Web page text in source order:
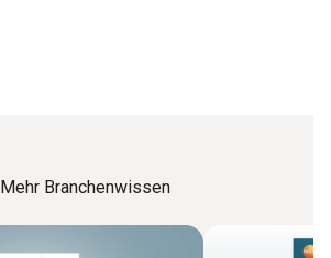
Mehr Branchenwissen